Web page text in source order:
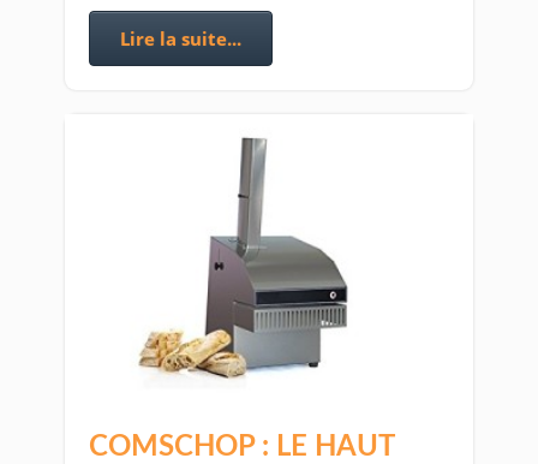
Lire la suite...
COMSCHOP : LE HAUT